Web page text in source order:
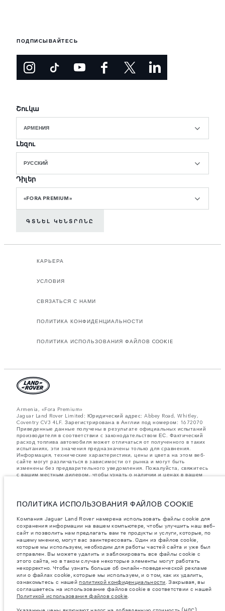
ПОДПИСЫВАЙТЕСЬ
Շուկա
АРМЕНИЯ
Լեզու
РУССКИЙ
Դիլեր
«FORA PREMIUM»
ԳՏՆԵԼ ԿԵՆՏՐՈՆԸ
КАРЬЕРА
УСЛОВИЯ
СВЯЗАТЬСЯ С НАМИ
ПОЛИТИКА КОНФИДЕНЦИАЛЬНОСТИ
ПОЛИТИКА ИСПОЛЬЗОВАНИЯ ФАЙЛОВ COOKIE
Armenia, «Fora Premium»
Jaguar Land Rover Limited: Юридический адрес: Abbey Road, Whitley,
Coventry CV3 4LF. Зарегистрирована в Англии под номером: 1672070
Приведенные данные получены в результате официальных испытаний
производителя в соответствии с законодательством ЕС. Фактический
расход топлива автомобиля может отличаться от полученного в таких
испытаниях, эти значения предназначены только для сравнения.
Информация, технические характеристики, цены и цвета на этом веб-
сайте могут различаться в зависимости от рынка и могут быть
изменены без предварительного уведомления. Пожалуйста, свяжитесь
с вашим местным дилером, чтобы узнать о наличии и ценах в вашем
комплектации. Аксессуары и другие элементы, установленные после
процесса производства автомобиля, влияют на полезную нагрузку.
максимальные нагрузки на оси не были превышены, когда к массе
самого автомобиля добавляется совокупный вес установленных
аксессуаров, пассажиров, рабочих жидкостей, топлива, а также
полезная нагрузка.
важное примечание в отношений изображений и спецификаций.В
настоящее время в мире наблюдается дефицит полупроводников,
который оказывает влияние на спецификации производимых
транспортных средств, доступность опционального оборудования и
сроки производства. Ситуация меняется очень быстро. Поэтому
используемые на сайте изображения могут не в полной мере
соответствовать доступным особенностям, опциям, комплектациям и
цветовым схемам автомобилей. Подробную информацию о
ПОЛИТИКА ИСПОЛЬЗОВАНИЯ ФАЙЛОВ COOKIE
Компания Jaguar Land Rover намерена использовать файлы cookie для
сохранения информации на вашем компьютере, чтобы улучшить наш веб-
сайт и позволить нам предлагать вам те продукты и услуги, которые, по
нашему мнению, могут вас заинтересовать. Один из файлов cookie,
которые мы используем, необходим для работы частей сайта и уже был
отправлен. Вы можете удалить и заблокировать все файлы cookie с
этого сайта, но в таком случае некоторые элементы могут работать
некорректно. Чтобы узнать больше об онлайн-поведенческой рекламе
или о файлах cookie, которые мы используем, и о том, как их удалить,
ознакомьтесь с нашейполитикой конфиденциальности. Закрывая, вы
соглашаетесь на использование файлов cookie в соответствии с нашей
Политикой использования файлов cookie.